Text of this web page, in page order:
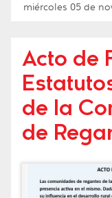
miércoles 05 de
Acto de
de la
de